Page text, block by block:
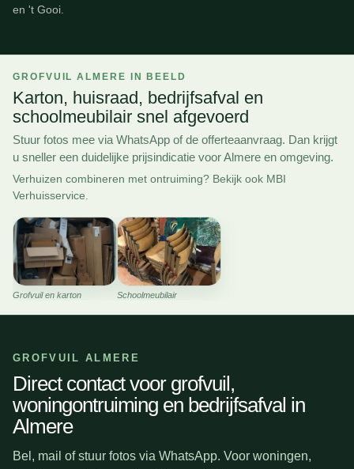
en 't Gooi.
GROFVUIL ALMERE IN BEELD
Karton, huisraad, bedrijfsafval en
schoolmeubilair snel afgevoerd
Stuur fotos mee via WhatsApp of de offerteaanvraag. Dan krijgt
u sneller een duidelijke prijsindicatie voor Almere en omgeving.
Verhuizen combineren met ontruiming? Bekijk ook MBI
Verhuisservice
Grofvuil en karton Schoolmeubilair
GROFVUIL ALMERE
Direct contact voor grofvuil,
woningontruiming en bedrijfsafval in
Almere
Bel, mail of stuur fotos via WhatsApp. Voor woningen,